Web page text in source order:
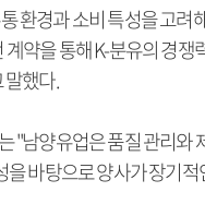
환경과 소비 특성을 고려
약을 통해 K-분유의 경쟁
말했다.
"남양유업은 품질 관리와
바탕으로 양사가 장기